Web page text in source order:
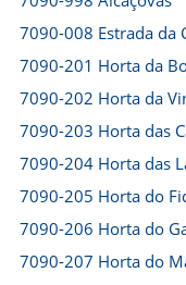
7090-008 Estrada da
7090-201 Horta da
7090-202 Horta da
7090-203 Horta das
7090-204 Horta das
7090-205 Horta do
7090-206 Horta do
7090-207 Horta do